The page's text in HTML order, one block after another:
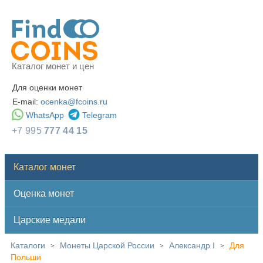
Каталог монет и цен
Для оценки монет
E-mail: ocenka@fcoins.ru
WhatsApp
Telegram
+7 995777 44 15
Каталог монет
Оценка монет
Царские медали
Каталоги > Монеты Царской России > Александр I >
Для
Польши